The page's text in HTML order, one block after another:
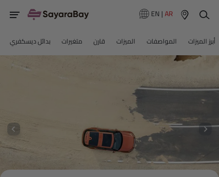
EN|AR
أبرز الميزات المواصفات الميزات قارن متغيرات بدائل ديسكفري